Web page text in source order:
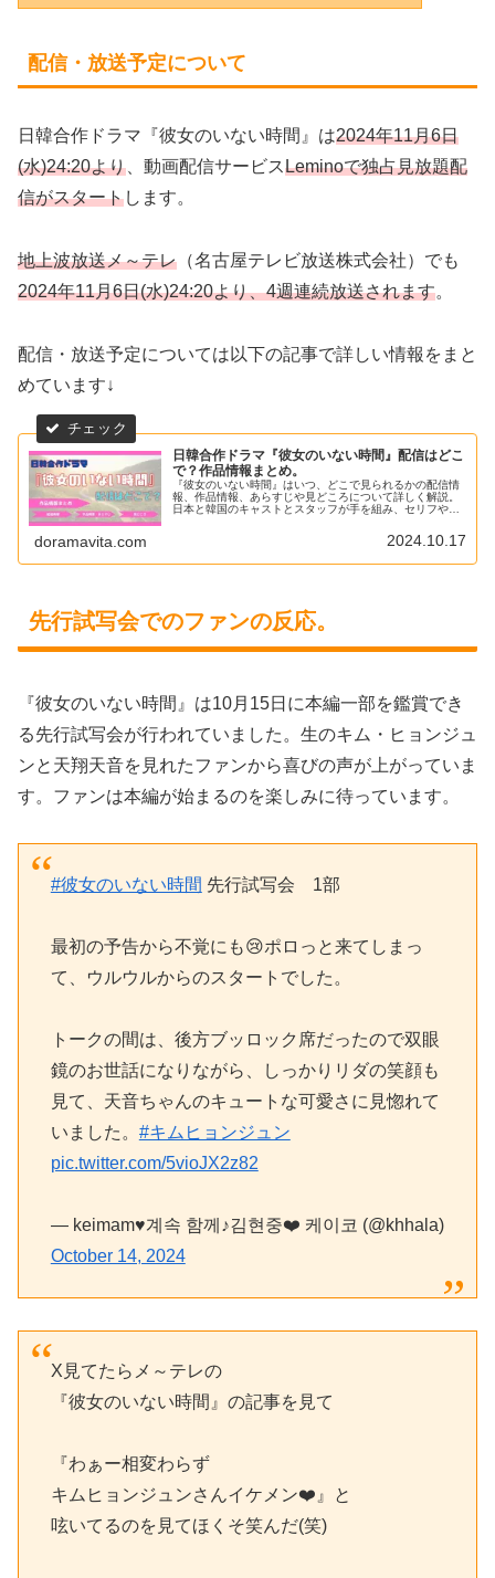
配信・放送予定について
日韓合作ドラマ『彼女のいない時間』は2024年11月6日
(水)24:20より 、動画配信サービスLeminoで独占見放題配
信がスタートします。
地上波放送メ～テレ （名古屋テレビ放送株式会社）でも
2024年11月6日(水)24:20より、4週連続放送されます。
配信・放送予定については以下の記事で詳しい情報をまと
めています↓
日韓合作ドラマ『彼女のいない時間』配信はどこ
で？作品情報まとめ。
『彼女のいない時間』はいつ、どこで見られるかの配信情
報、作品情報、あらすじや見どころについて詳しく解説。
日本と韓国のキャストとスタッフが手を組み、セリフやロ
事故で日本人の妻を失い、記憶を無くしてしまった韓国人
男性が、写真を手掛かりに最後の旅に出る物語。
doramavita.com 2024.10.17
先行試写会でのファンの反応。
『彼女のいない時間』は10月15日に本編一部を鑑賞でき
る先行試写会が行われていました。生のキム・ヒョンジュ
ンと天翔天音を見れたファンから喜びの声が上がっていま
す。ファンは本編が始まるのを楽しみに待っています。
#彼女のいない時間 先行試写会 1部
最初の予告から不覚にも😢ポロっと来てしまっ
て、ウルウルからのスタートでした。
トークの間は、後方ブッロック席だったので双眼
鏡のお世話になりながら、しっかりリダの笑顔も
見て、天音ちゃんのキュートな可愛さに見惚れて
いました。 #キムヒョンジュン
pic.twitter.com/5vioJX2z82
— keimam♥계속 함께♪김현중❤️ 케이코 (@khhala)
October 14, 2024
X見てたらメ～テレの
『彼女のいない時間』の記事を見て
『わぁー相変わらず
キムヒョンジュンさんイケメン❤️』と
呟いてるのを見てほくそ笑んだ(笑)